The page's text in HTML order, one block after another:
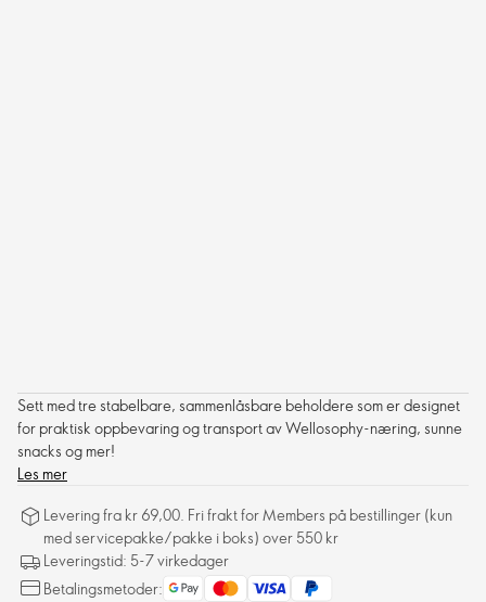
Sett med tre stabelbare, sammenlåsbare beholdere som er designet
for praktisk oppbevaring og transport av Wellosophy-næring, sunne
snacks og mer!
Les mer
Levering fra kr 69,00. Fri frakt for Members på bestillinger (kun
med servicepakke/pakke i boks) over 550 kr
Leveringstid: 5-7 virkedager
Betalingsmetoder: